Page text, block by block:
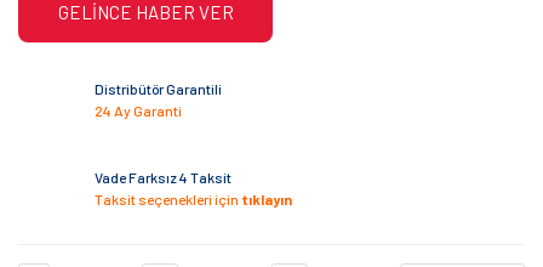
GELİNCE HABER VER
Distribütör Garantili
24 Ay Garanti
Vade Farksız 4 Taksit
Taksit seçenekleri için tıklayın